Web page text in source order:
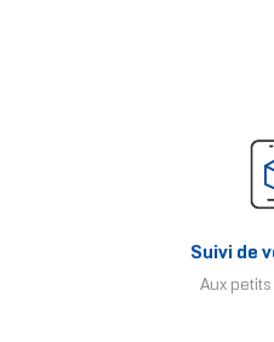
Suivi de
Aux